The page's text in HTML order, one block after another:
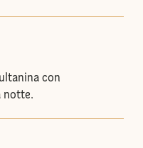
con
notte.